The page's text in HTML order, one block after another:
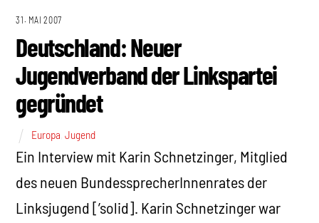
31. MAI 2007
Deutschland: Neuer
Jugendverband der Linkspartei
gegründet
Europa ,Jugend
Ein Interview mit Karin Schnetzinger, Mitglied
des neuen BundessprecherInnenrates der
Linksjugend [’solid]. Karin Schnetzinger war